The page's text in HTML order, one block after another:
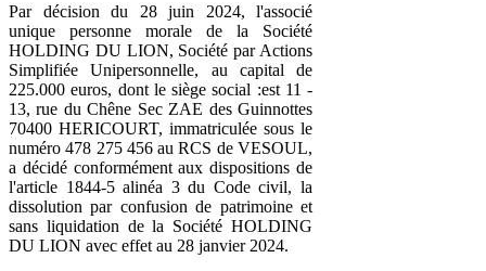
Par décision du 28 juin 2024, l'associé
unique personne morale de la Société
HOLDING DU LION, Société par Actions
Simplifiée Unipersonnelle, au capital de
225.000 euros, dont le siège social :est 11 -
13, rue du Chêne Sec ZAE des Guinnottes
70400 HERICOURT, immatriculée sous le
numéro 478 275 456 au RCS de VESOUL,
a décidé conformément aux dispositions de
l'article 1844-5 alinéa 3 du Code civil, la
dissolution par confusion de patrimoine et
sans liquidation de la Société HOLDING
DU LION avec effet au 28 janvier 2024.